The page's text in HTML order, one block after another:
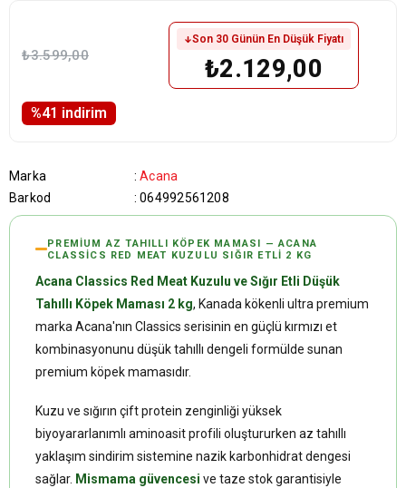
%41 i̇ndirim
₺3.599,00
Son 30 Günün En Düşük Fiyatı
₺2.129,00
Marka : Acana
Barkod
: 064992561208
PREMIUM AZ TAHILLI KÖPEK MAMASI — ACANA
CLASSICS RED MEAT KUZULU SIĞIR ETLI 2 KG
Acana Classics Red Meat Kuzulu ve Sığır Etli Düşük
Tahıllı Köpek Maması 2 kg, Kanada kökenli ultra premium
marka Acana'nın Classics serisinin en güçlü kırmızı et
kombinasyonunu düşük tahıllı dengeli formülde sunan
premium köpek mamasıdır.
Kuzu ve sığırın çift protein zenginliği yüksek
biyoyararlanımlı aminoasit profili oluştururken az tahıllı
yaklaşım sindirim sistemine nazik karbonhidrat dengesi
sağlar. Mismama güvencesi ve taze stok garantisiyle